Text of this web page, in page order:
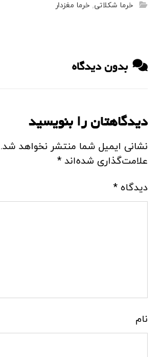
خرما شکلاتی,خرما مغزدار
بدون دیدگاه
دیدگاهتان را بنویسید
نشانی ایمیل شما منتشر نخواهد شد.
علامت‌گذاری شده‌اند*
دیدگاه*
نام